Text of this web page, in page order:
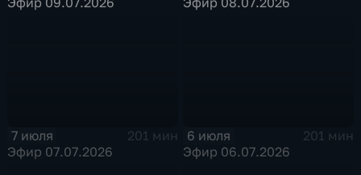
7 июля
201 мин
Эфир 07.07.2026
6 июля
201 мин
Эфир 06.07.2026